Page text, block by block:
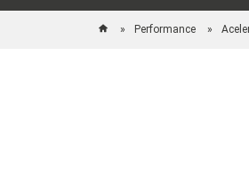
Performance